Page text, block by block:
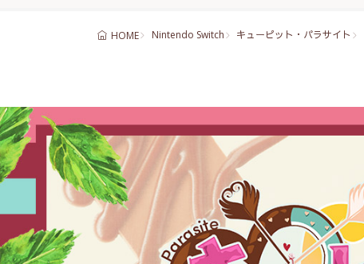
HOME Nintendo Switch キューピット・パラサイト